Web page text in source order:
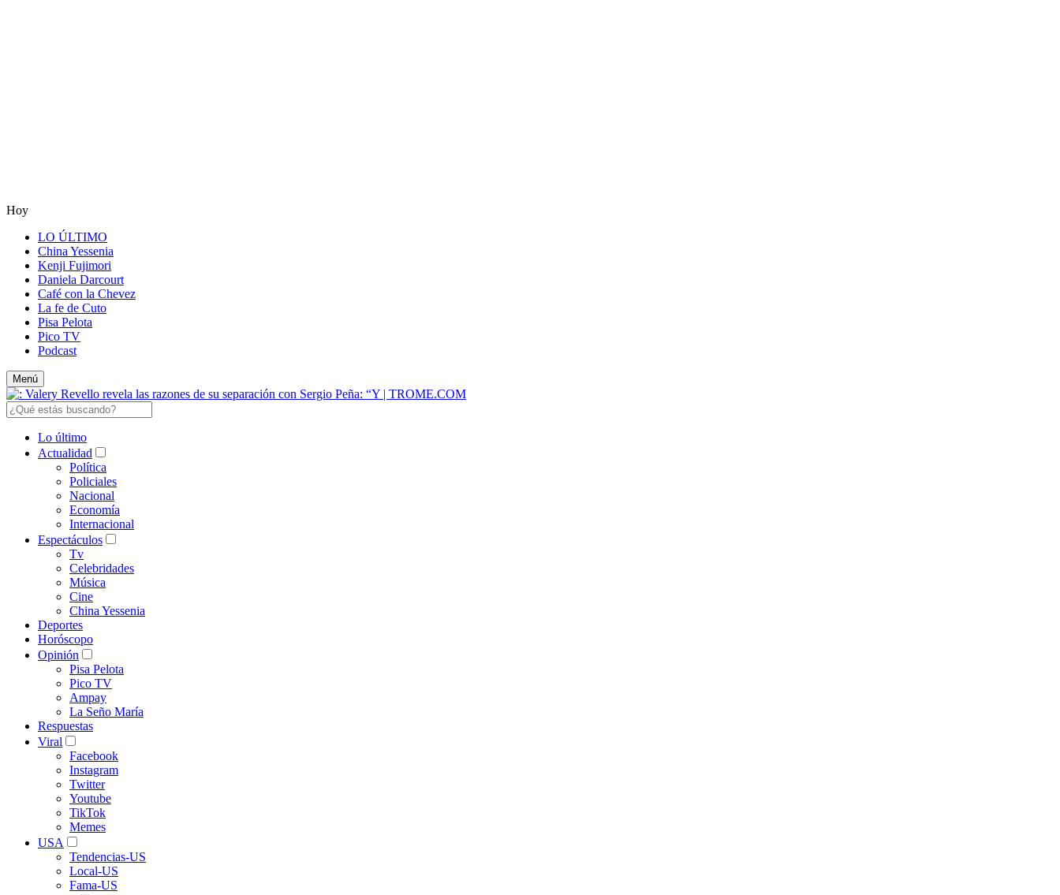
Hoy
LO ÚLTIMO
China Yessenia
Kenji Fujimori
Daniela Darcourt
Café con la Chevez
La fe de Cuto
Pisa Pelota
Pico TV
Podcast
Menú
Lo último
Actualidad
Política
Policiales
Nacional
Economía
Internacional
Espectáculos
Tv
Celebridades
Música
Cine
China Yessenia
Deportes
Horóscopo
Opinión
Pisa Pelota
Pico TV
Ampay
La Seño María
Respuestas
Viral
Facebook
Instagram
Twitter
Youtube
TikTok
Memes
USA
Tendencias-US
Local-US
Fama-US